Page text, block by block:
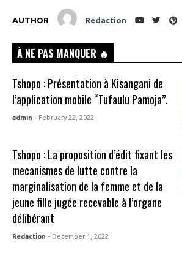
AUTHOR Redaction
À NE PAS MANQUER 🔥
Tshopo : Présentation à Kisangani de
l’application mobile “Tufaulu Pamoja”.
admin - February 22, 2022
Tshopo : La proposition d’édit fixant les
mecanismes de lutte contre la
marginalisation de la femme et de la
jeune fille jugée recevable à l’organe
délibérant
Redaction - December 1, 2022